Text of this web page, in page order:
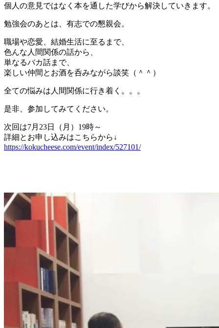
個人の意見ではなく本を通した学びから解決していきます。
勉強会のあとは、有志での懇親会。
職場や恋愛、結婚生活に至るまで、
色んな人間関係の話から、
単なるバカ話まで、
楽しい仲間とお酒を呑みながら談笑（＾＾）
全ての悩みは人間関係に行き着く。。。
是非、参加してみてください。
次回は7月23日（月）19時～
詳細とお申し込みはこちらから↓
https://kokucheese.com/event/index/527101/